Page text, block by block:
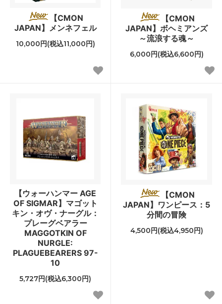
【CMON
JAPAN】メンネフェル
10,000円(税込11,000円)
【CMON
JAPAN】ボヘミアンズ
～流浪する魂～
6,000円(税込6,600円)
【ウォーハンマー AGE
OF SIGMAR】マゴット
キン・オヴ・ナーグル：
プレーグベアラー
MAGGOTKIN OF
NURGLE:
PLAGUEBEARERS 97-
10
5,727円(税込6,300円)
【CMON
JAPAN】ワンピース：5
分間の冒険
4,500円(税込4,950円)